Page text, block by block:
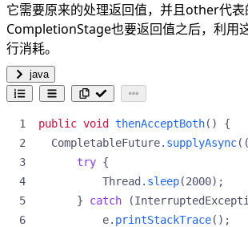
它需要原来的处理返回值，并且other代表
CompletionStage也要返回值之后，利用
行消耗。
java
public void thenAcceptBoth()
{
CompletableFuture. supplyAsync
try {
Thread . sleep(2000);
}
catch (
e. printStackTrace();